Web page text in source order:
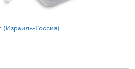
(Израиль-Россия)